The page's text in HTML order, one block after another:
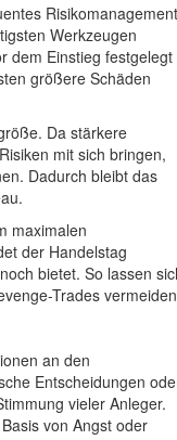
Risikomanagement
Werkzeugen
dem Einstieg festgelegt
größere Schäden
Da stärkere
mit sich bringen,
Dadurch bleibt das
maximalen
der Handelstag
bietet. So lassen
Trades
an den
Entscheidungen
vieler Anleger.
von Angst oder